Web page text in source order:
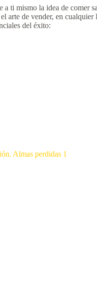
ti mismo la idea de comer
arte de vender, en
del éxito: